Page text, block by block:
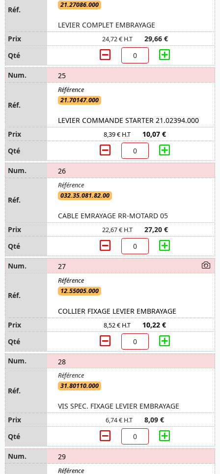
21.27086.000
LEVIER COMPLET EMBRAYAGE
24,72 € H.T 29,66 €
25
21.70147.000
LEVIER COMMANDE STARTER 21.02394.000
8,39 € H.T 10,07 €
26
032.35.081.82.00
CABLE EMRAYAGE RR-MOTARD 05
22,67 € H.T 27,20 €
27
12.55005.000
COLLIER FIXAGE LEVIER EMBRAYAGE
8,52 € H.T 10,22 €
28
31.80110.000
VIS SPEC. FIXAGE LEVIER EMBRAYAGE
6,74 € H.T 8,09 €
29